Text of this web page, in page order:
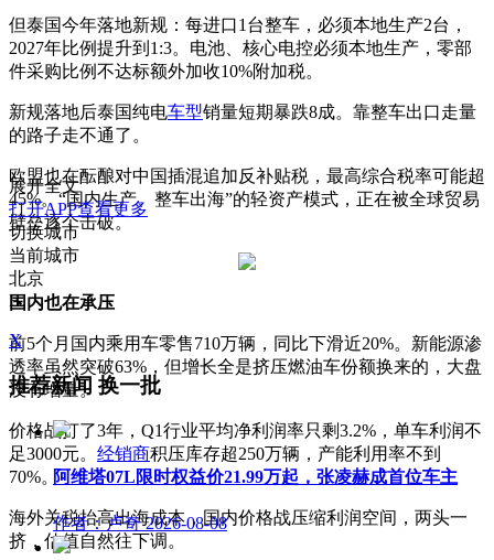
但泰国今年落地新规：每进口1台整车，必须本地生产2台，
2027年比例提升到1:3。电池、核心电控必须本地生产，零部
件采购比例不达标额外加收10%附加税。
新规落地后泰国纯电车型销量短期暴跌8成。靠整车出口走量
的路子走不通了。
欧盟也在酝酿对中国插混追加反补贴税，最高综合税率可能超
45%。“国内生产、整车出海”的轻资产模式，正在被全球贸易
壁垒逐个击破。
国内也在承压
前5个月国内乘用车零售710万辆，同比下滑近20%。新能源渗
透率虽然突破63%，但增长全是挤压燃油车份额换来的，大盘
没有增量。
价格战打了3年，Q1行业平均净利润率只剩3.2%，单车利润不
足3000元。 经销商积压库存超250万辆，产能利用率不到
70%。
海外关税抬高出海成本，国内价格战压缩利润空间，两头一
挤，估值自然往下调。
展开全文
打开APP查看更多
切换城市
当前城市
北京
B
X
推荐新闻 换一批
阿维塔07L限时权益价21.99万起，张凌赫成首位车主
作者：卢奇 2026-08-08